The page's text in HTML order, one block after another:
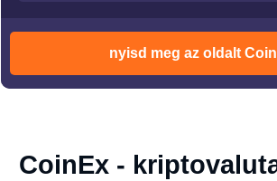
nyisd meg az oldalt
CoinEx -